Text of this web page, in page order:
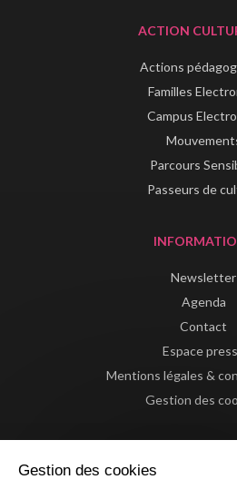
ACTION
Actions
Familles
Campus
Parcours
Passeurs de
Newsletter
Agenda
Contact
Espace
Mentions légales &
Gestion des
Gestion des cookies